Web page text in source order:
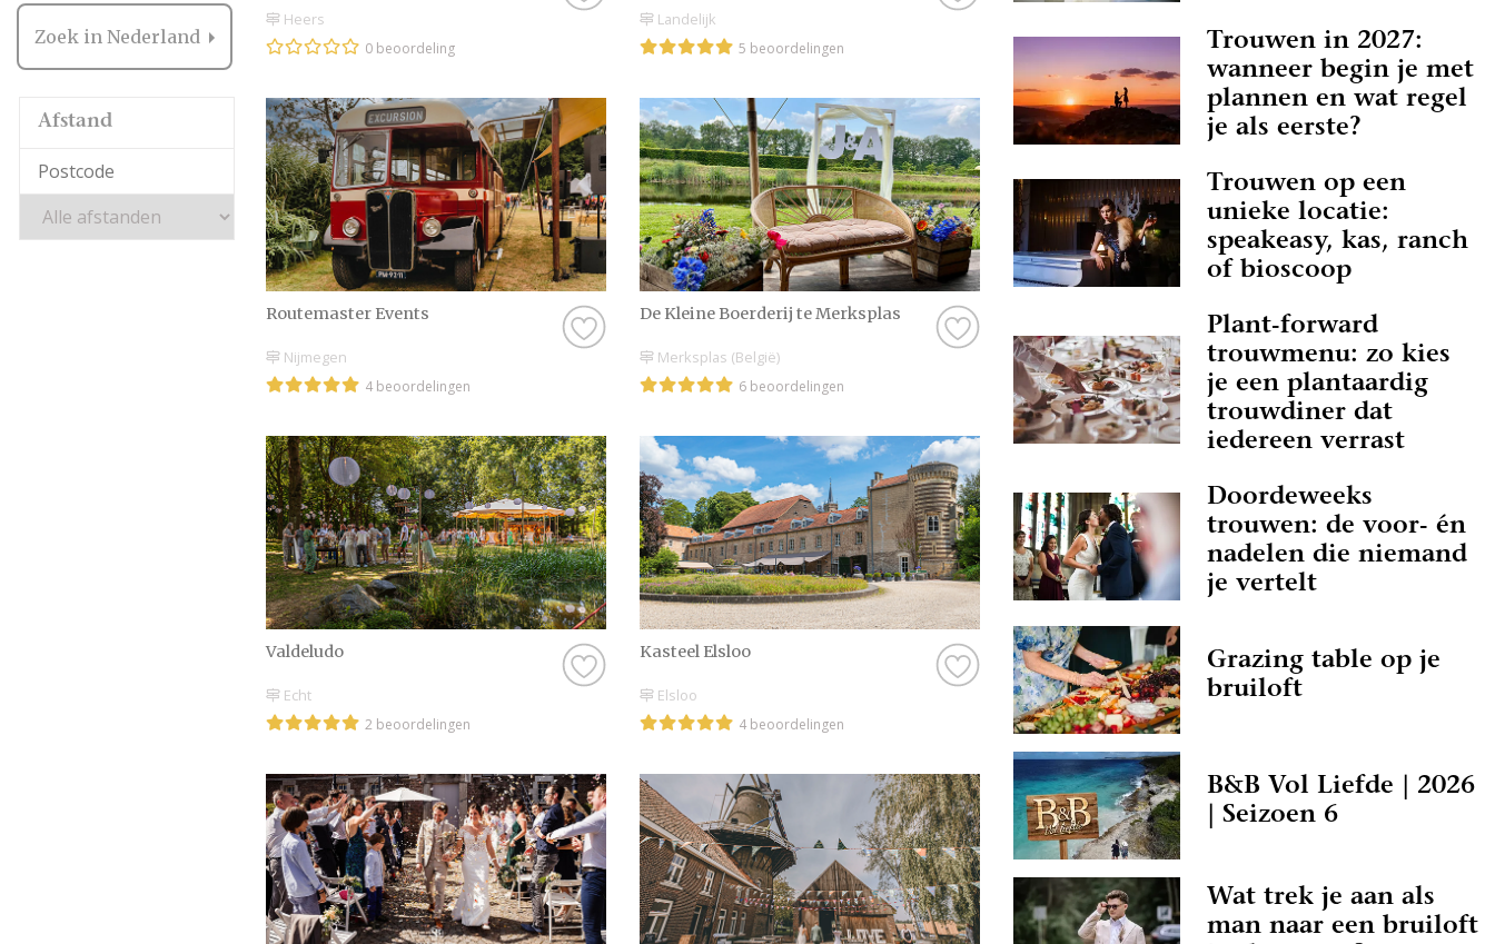
Zoek in Nederland
Afstand
Heers
0 beoordeling
Landelijk
5 beoordelingen
Routemaster Events
Nijmegen
4 beoordelingen
De Kleine Boerderij te Merksplas
Merksplas (België)
6 beoordelingen
Valdeludo
Echt
2 beoordelingen
Kasteel Elsloo
Elsloo
4 beoordelingen
Trouwen in 2027:
wanneer begin je met
plannen en wat regel
je als eerste?
Trouwen op een
unieke locatie:
speakeasy, kas, ranch
of bioscoop
Plant-forward
trouwmenu: zo kies
je een plantaardig
trouwdiner dat
iedereen verrast
Doordeweeks
trouwen: de voor- én
nadelen die niemand
je vertelt
Grazing table op je
bruiloft
B&B Vol Liefde | 2026
| Seizoen 6
Wat trek je aan als
man naar een bruiloft